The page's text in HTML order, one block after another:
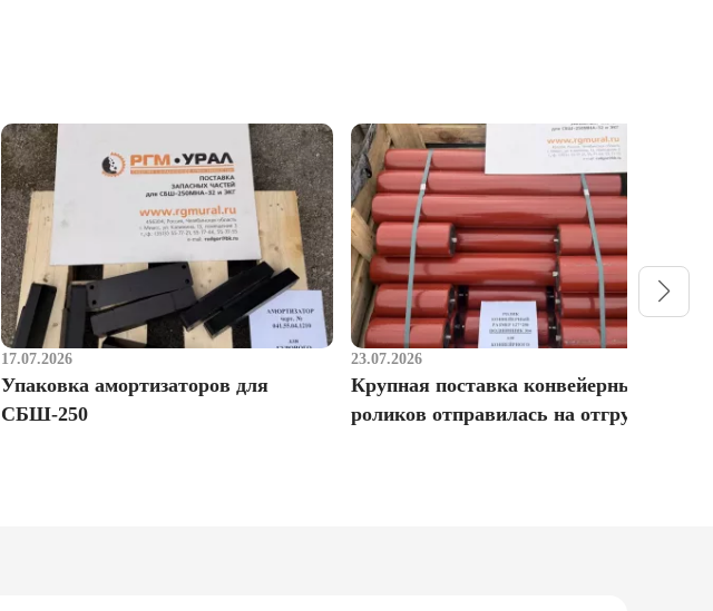
17.07.2026
Упаковка амортизаторов для
СБШ-250
23.07.2026
Крупная поставка конвейерных
роликов отправилась на отгрузку